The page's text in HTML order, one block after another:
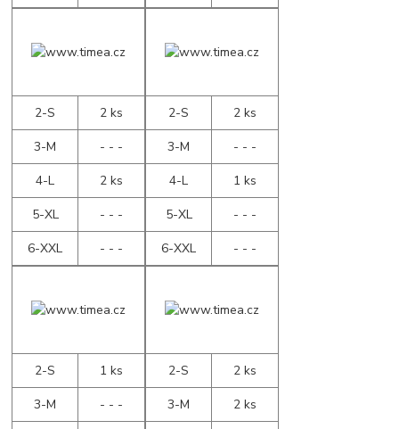
2-S
2 ks
3-M
- - -
4-L
2 ks
5-XL
- - -
6-XXL
- - -
2-S
2 ks
3-M
- - -
4-L
1 ks
5-XL
- - -
6-XXL
- - -
2-S
1 ks
3-M
- - -
2-S
2 ks
3-M
2 ks